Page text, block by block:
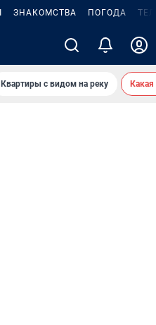
ЗНАКОМСТВА ПОГОДА
Квартиры с видом на реку